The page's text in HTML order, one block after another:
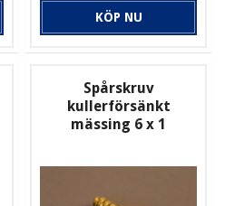
KÖP NU
Spårskruv
kullerförsänkt
mässing 6 x 1